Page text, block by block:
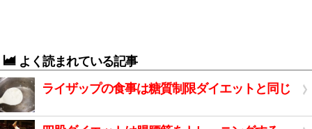
よく読まれている記事
ライザップの食事は糖質制限ダイエットと同じ